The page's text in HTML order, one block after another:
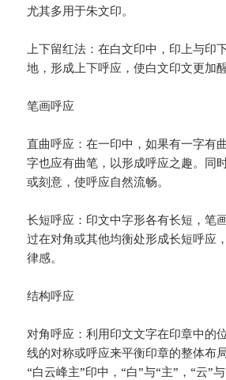
尤其多用于朱文印。
上下留红法：在白文印中，印上与印
地，形成上下呼应，使白文印文更加醒
笔画呼应
直曲呼应：在一印中，如果有一字有
字也应有曲笔，以形成呼应之趣。同
或刻意，使呼应自然流畅。
长短呼应：印文中字形各有长短，笔
过在对角或其他均衡处形成长短呼应
律感。
结构呼应
对角呼应：利用印文文字在印章中的
线的对称或呼应来平衡印章的整体布
“白云峰主”印中，“白”与“主”，“云”